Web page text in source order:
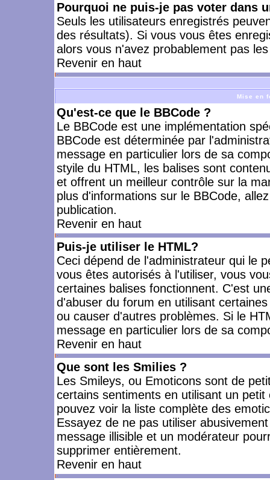
Pourquoi ne puis-je pas voter dans
Seuls les utilisateurs enregistrés
des résultats). Si vous vous êtes
alors vous n'avez probablement pas
Revenir en haut
Mise en
Qu'est-ce que le BBCode ?
Le BBCode est une implémentation
BBCode est déterminée par
message en particulier lors de sa
styile du HTML, les balises sont
et offrent un meilleur contrôle sur la
plus d'informations sur le BBCode,
publication.
Revenir en haut
Puis-je utiliser le HTML?
Ceci dépend de l'administrateur qui le
vous êtes autorisés à l'utiliser, vous
certaines balises fonctionnent. C'est
d'abuser du forum en utilisant
ou causer d'autres problèmes. Si le
message en particulier lors de sa
Revenir en haut
Que sont les Smilies ?
Les Smileys, ou Emoticons sont de
certains sentiments en utilisant un
pouvez voir la liste complète des
Essayez de ne pas utiliser
message illisible et un modérateur
supprimer entièrement.
Revenir en haut